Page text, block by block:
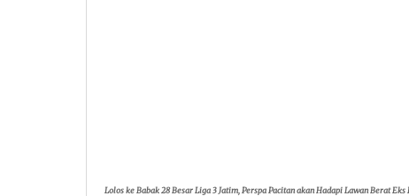
Lolos ke Babak 28 Besar Liga 3 Jatim, Perspa Pacitan akan Hadapi Lawan Berat Eks